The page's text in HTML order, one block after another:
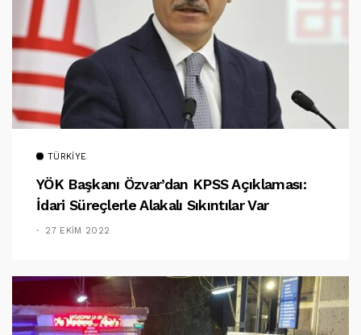
TÜRKIYE
YÖK Başkanı Özvar’dan KPSS Açıklaması:
İdari Süreçlerle Alakalı Sıkıntılar Var
27 EKIM 2022